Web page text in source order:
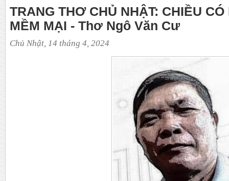
TRANG THƠ CHỦ NHẬT: CHIỀU
MỀM MẠI - Thơ Ngô Văn Cư
Chủ Nhật, 14 tháng 4, 2024